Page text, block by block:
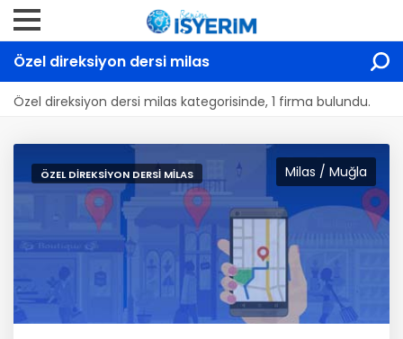
Özel direksiyon dersi milas
Özel direksiyon dersi milas kategorisinde, 1 firma bulundu.
Milas / Muğla
ÖZEL DIREKSIYON DERSI MILAS